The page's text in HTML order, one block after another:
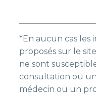
*En aucun cas les
proposés sur le
ne sont
consultation ou
médecin ou un